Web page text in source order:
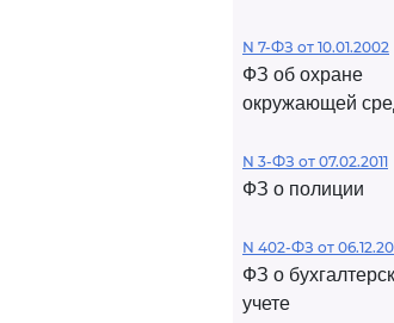
N 7-ФЗ от 10.01.2002
ФЗ об охране
окружающей
N 3-ФЗ от 07.02.2011
ФЗ о полиции
N 402-ФЗ от
ФЗ о
учете